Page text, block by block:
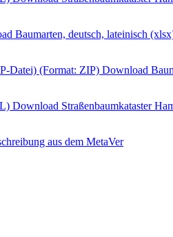
Baumarten, deutsch, lateinisch
Datei) (Format: ZIP) Download
Download Straßenbaumkataster
aus dem MetaVer